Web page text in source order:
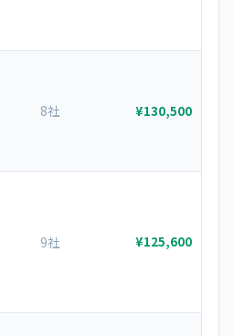
8社 ¥130,500
9社 ¥125,600